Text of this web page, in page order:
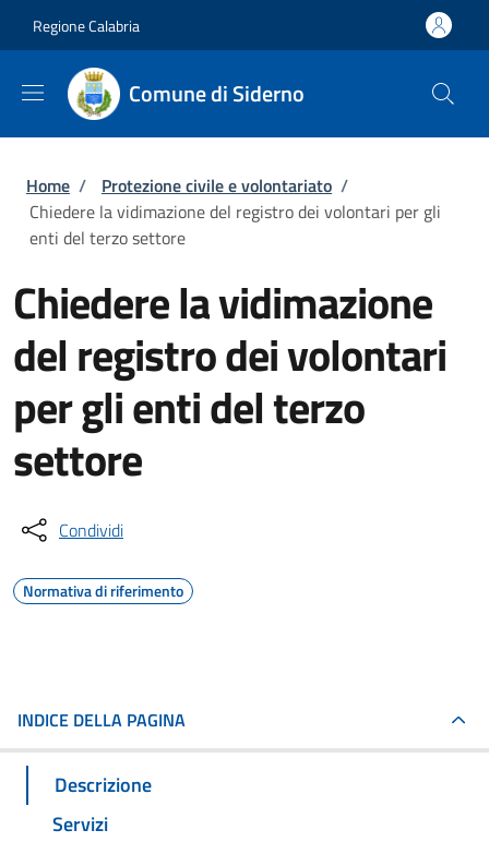
Regione Calabria
Comune di Siderno
Briciole di pane
Home / Protezione civile e volontariato /
Chiedere la vidimazione del registro dei volontari per gli
enti del terzo settore
Chiedere la vidimazione
del registro dei volontari
per gli enti del terzo
settore
Condividi
Normativa di riferimento
INDICE DELLA PAGINA
Descrizione
Servizi